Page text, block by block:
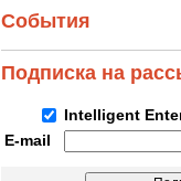
События
Подписка на
Intelligent
E-mail